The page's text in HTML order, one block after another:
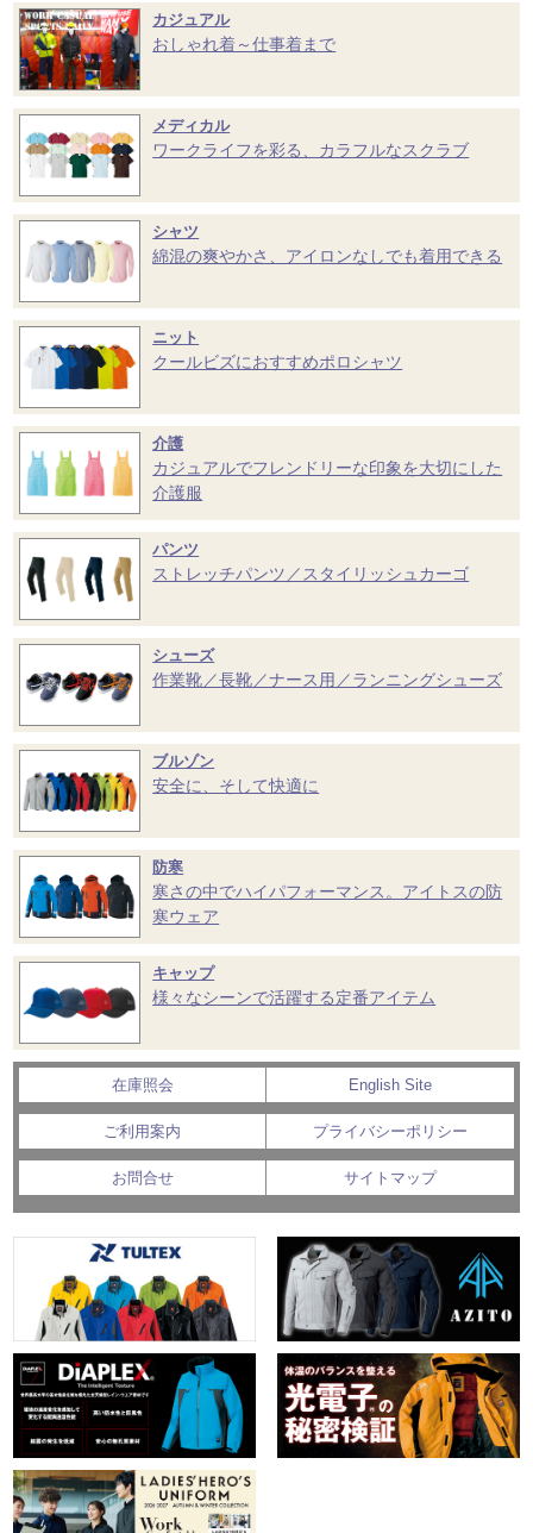
カジュアル
おしゃれ着～仕事着まで
メディカル
ワークライフを彩る、カラフルなスクラブ
シャツ
綿混の爽やかさ、アイロンなしでも着用できる
ニット
クールビズにおすすめポロシャツ
介護
カジュアルでフレンドリーな印象を大切にした
介護服
パンツ
ストレッチパンツ／スタイリッシュカーゴ
シューズ
作業靴／長靴／ナース用／ランニングシューズ
ブルゾン
安全に、そして快適に
防寒
寒さの中でハイパフォーマンス。アイトスの防
寒ウェア
キャップ
様々なシーンで活躍する定番アイテム
在庫照会 English Site
ご利用案内 プライバシーポリシー
お問合せ サイトマップ